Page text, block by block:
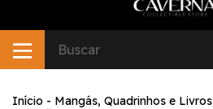
Início - Mangás, Quadrinhos e Livros